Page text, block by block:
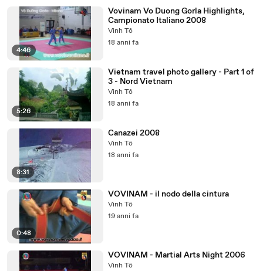
4:46
Vovinam Vo Duong Gorla Highlights,
Campionato Italiano 2008
Vinh Tô
18 anni fa
5:26
Vietnam travel photo gallery - Part 1 of
3 - Nord Vietnam
Vinh Tô
18 anni fa
8:31
Canazei 2008
Vinh Tô
18 anni fa
0:48
VOVINAM - il nodo della cintura
Vinh Tô
19 anni fa
VOVINAM - Martial Arts Night 2006
Vinh Tô